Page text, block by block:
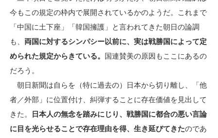
今もこの規定の枠内で展開されているかのようだ。これまで
「中国に土下座」「韓国擁護」と言われてきた朝日の論調
も、 両国に対するシンパシー以前に、実は戦勝国によって定
められた規定からきている。 国連賛美の原因もここにあるの
だろう。
朝日新聞は自らを（特に過去の）日本から切り離し、「他
者／外部」に位置付け、糾弾することに存在価値を見出して
きた。
日本人の無念を踏みにじり、戦勝国に都合の悪い言論
に目を光らせることで存在理由を得、生き延びてきたのであ